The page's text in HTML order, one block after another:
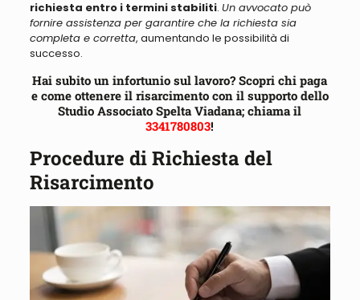
richiesta entro i termini stabiliti. Un avvocato può
fornire assistenza per garantire che la richiesta sia
completa e corretta, aumentando le possibilità di
successo.
Hai subito un infortunio sul lavoro? Scopri chi paga
e come ottenere il risarcimento con il supporto dello
Studio Associato Spelta Viadana; chiama il
3341780803!
Procedure di Richiesta del
Risarcimento